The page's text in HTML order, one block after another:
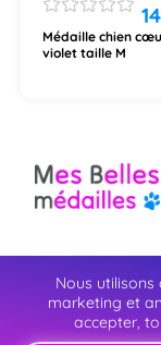
Médaille chien
violet taille M
Nous
marketing et
accepter,